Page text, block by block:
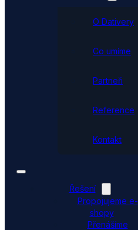
O Dativery
Co umíme
Partneři
Reference
Kontakt
Řešení
Propojujeme e-
shopy
Přenášíme